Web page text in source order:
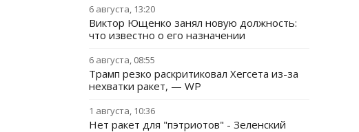
6 августа, 13:20
Виктор Ющенко занял новую должность:
что известно о его назначении
6 августа, 08:55
Трамп резко раскритиковал Хегсета из-за
нехватки ракет, — WP
1 августа, 10:36
Нет ракет для "пэтриотов" - Зеленский